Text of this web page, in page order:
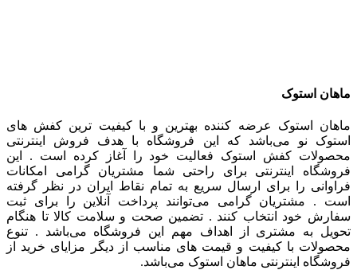
ماهان استوک
ماهان استوک عرضه کننده بهترین و با کیفیت ترین کفش های
استوک نو می‌باشد که این فروشگاه با هدف فروش اینترنتی
محصولات کفش استوک فعالیت خود را آغاز کرده است . این
فروشگاه اینترنتی برای راحتی شما مشتریان گرامی امکانات
فراوانی را برای ارسال سریع به تمام نقاط ایران در نظر گرفته
است . مشتریان گرامی می‌توانند پرداخت آنلاین را برای ثبت
سفارش خود انتخاب کنند . تضمین صحت و سلامت کالا تا هنگام
تحویل به مشتری از اهداف مهم این فروشگاه می‌باشد . تنوع
محصولات با کیفیت و قیمت های مناسب از دیگر مزایای خرید از
فروشگاه اینترنتی ماهان استوک می‌باشد.